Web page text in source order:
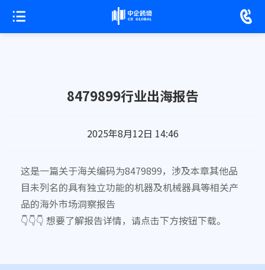
8479899行业出海报告
2025年8月12日 14:46
这是一篇关于海关编码为8479899，涉及本章其他品
目未列名的具有独立功能的机器及机械器具等相关产
品的海外市场洞察报告
👇👇👇 想要了解报告详情，请点击下方按钮下载。